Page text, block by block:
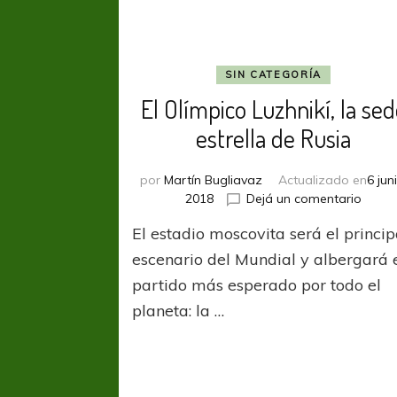
SIN CATEGORÍA
El Olímpico Luzhnikí, la
estrella de Rusia
por Martín Bugliavaz Actualizado en6
2018
Dejá un comentario
sede
El estadio moscovita será el
escenario del Mundial y albergará
partido más esperado por todo el
planeta: la …